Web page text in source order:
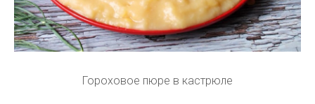
Гороховое пюре в кастрюле